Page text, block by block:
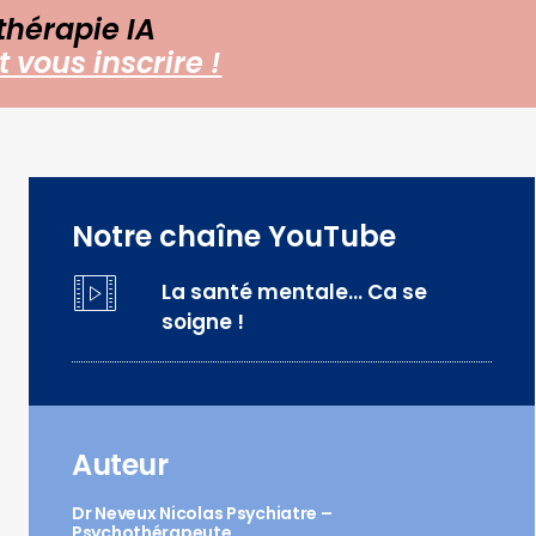
IA
vous inscrire !
Notre chaîne YouTube
La santé mentale… Ca se
soigne !
Auteur
Dr Neveux Nicolas Psychiatre –